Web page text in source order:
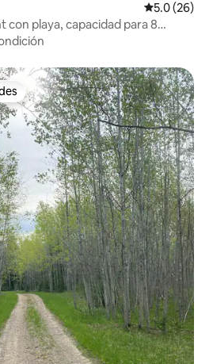
Calificación
5.0 (26)
playa, capacidad para 8